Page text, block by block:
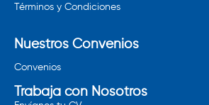
Términos y Condiciones
Nuestros Convenios
Convenios
Trabaja con Nosotros